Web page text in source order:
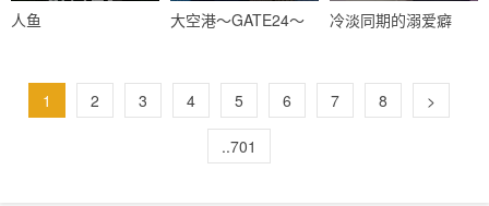
人鱼 大空港～GATE24～ 冷淡同期的溺爱癖
1 2 3 4 5 6 7 8 >
..701